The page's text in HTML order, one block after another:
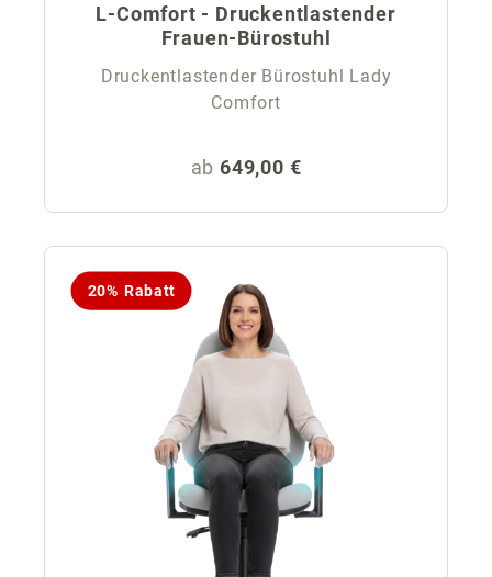
L-Comfort - Druckentlastender
Frauen-Bürostuhl
Druckentlastender Bürostuhl Lady
Comfort
Regulärer Preis:
ab 649,00 €
20% Rabatt